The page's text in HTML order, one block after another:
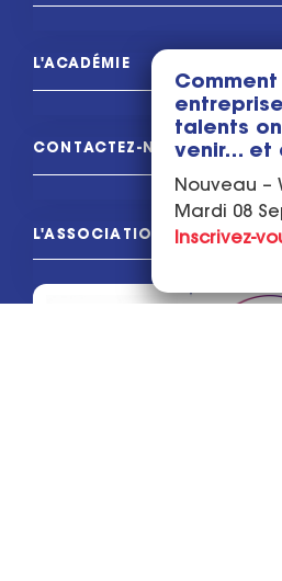
L'ACADÉMIE
CONTACTEZ-NOUS
L'ASSOCIATION
talents
venir… et
Nouveau –
Mardi 08
Inscrivez-